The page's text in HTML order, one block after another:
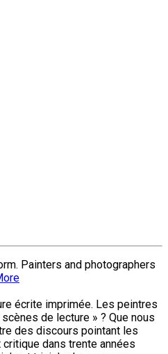
Painters and photographers
écrite imprimée. Les peintres
de lecture » ? Que nous
des discours pointant les
dans trente années